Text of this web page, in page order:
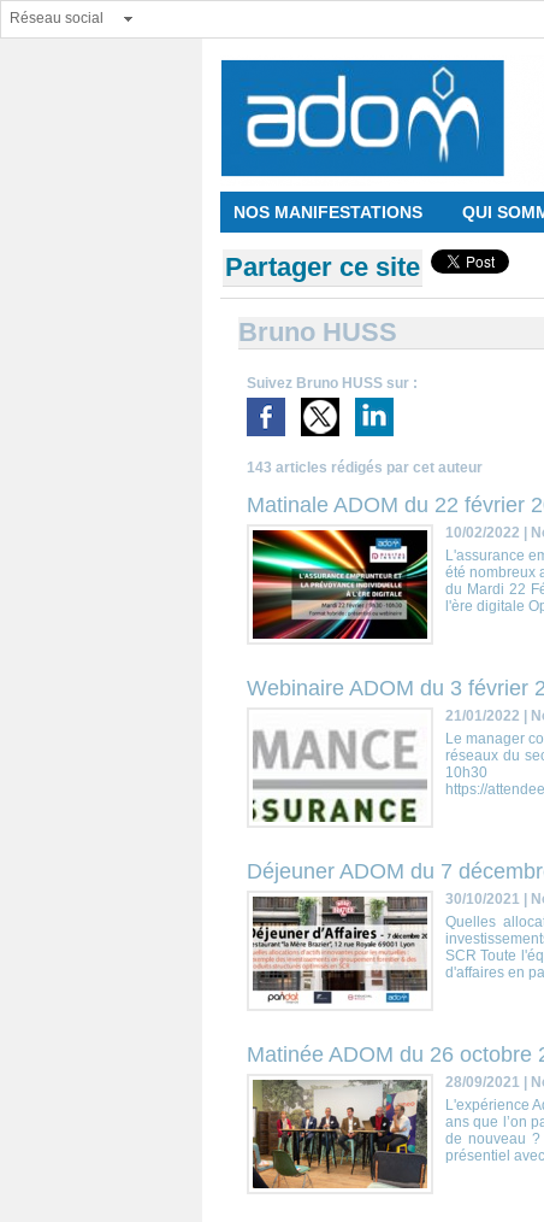
Réseau social
NOS MANIFESTATIONS QUI
Partager ce site
Bruno HUSS
Suivez Bruno HUSS sur :
143 articles rédigés par cet auteur
Matinale ADOM du 22 février
10/02/2022
L'assurance
été nombreux
du Mardi 22
l'ère digitale
Webinaire ADOM du 3 février
21/01/2022
Le manager
réseaux du
https://
Déjeuner ADOM du 7
30/10/2021|
Quelles
SCR Toute
d'affaires en
Matinée ADOM du 26 octobre
28/09/2021|
L'expérience
ans que l’on
de nouveau
présentiel